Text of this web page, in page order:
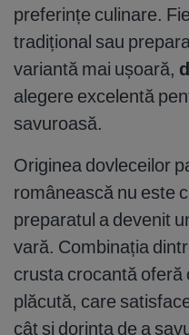
preferințe culinare.
tradițional sau
variantă mai ușoară,
alegere excelentă
savuroasă.
Originea dovleceilor
românească nu este
preparatul a devenit
vară. Combinația
crusta crocantă oferă
plăcută, care
cât și dorința de a